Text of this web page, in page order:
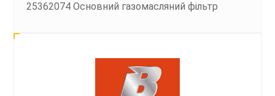
25362074 Основний газомасляний фільтр